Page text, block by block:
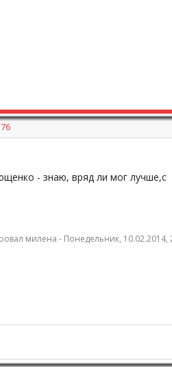
76
- знаю, вряд ли мог лучше,с
милена - Понедельник, 10.02.2014,